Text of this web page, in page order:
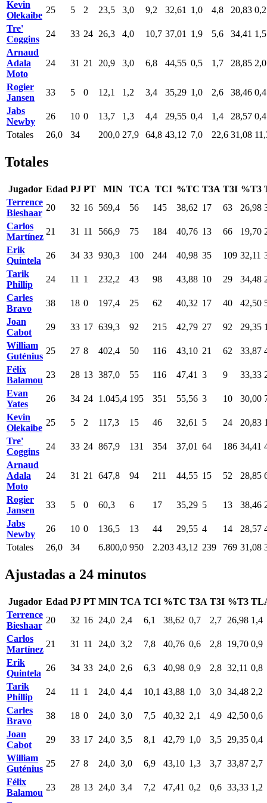
Kevin
Olekaibe
25 5 2 23,5 3,0 9,2 32,61 1,0 4,8 20,83 0,2
Tre'
Coggins
24 33 24 26,3 4,0 10,7 37,01 1,9 5,6 34,41 1,5
Arnaud
Adala
Moto
24 31 21 20,9 3,0 6,8 44,55 0,5 1,7 28,85 2,0
Rogier
Jansen
33 5 0 12,1 1,2 3,4 35,29 1,0 2,6 38,46 0,4
Jabs
Newby
26 10 0 13,7 1,3 4,4 29,55 0,4 1,4 28,57 0,4
Totales
26,0 34 200,0 27,9 64,8 43,12 7,0 22,6 31,08
Totales
Jugador Edad PJ PT MIN TCA TCI %TC T3A T3I %T3
Terrence
Bieshaar
20 32 16 569,4 56 145 38,62 17 63 26,98
Carlos
Martínez
21 31 11 566,9 75 184 40,76 13 66 19,70
Erik
Quintela
26 34 33 930,3 100 244 40,98 35 109 32,11
Tarik
Phillip
24 11 1 232,2 43 98 43,88 10 29 34,48
Carles
Bravo
38 18 0 197,4 25 62 40,32 17 40 42,50
Joan
Cabot
29 33 17 639,3 92 215 42,79 27 92 29,35
William
Guténius
25 27 8 402,4 50 116 43,10 21 62 33,87
Félix
Balamou
23 28 13 387,0 55 116 47,41 3 9 33,33
Evan
Yates
26 34 24 1.045,4 195 351 55,56 3 10 30,00
Kevin
Olekaibe
25 5 2 117,3 15 46 32,61 5 24 20,83
Tre'
Coggins
24 33 24 867,9 131 354 37,01 64 186 34,41
Arnaud
Adala
Moto
24 31 21 647,8 94 211 44,55 15 52 28,85
Rogier
Jansen
33 5 0 60,3 6 17 35,29 5 13 38,46
Jabs
Newby
26 10 0 136,5 13 44 29,55 4 14 28,57
Totales
26,0 34 6.800,0 950 2.203 43,12 239 769 31,08
Ajustadas a 24 minutos
Jugador Edad PJ PT MIN TCA TCI %TC T3A T3I %T3
Terrence
Bieshaar
20 32 16 24,0 2,4 6,1 38,62 0,7 2,7 26,98 1,4
Carlos
Martínez
21 31 11 24,0 3,2 7,8 40,76 0,6 2,8 19,70 0,9
Erik
Quintela
26 34 33 24,0 2,6 6,3 40,98 0,9 2,8 32,11 0,8
Tarik
Phillip
24 11 1 24,0 4,4 10,1 43,88 1,0 3,0 34,48 2,2
Carles
Bravo
38 18 0 24,0 3,0 7,5 40,32 2,1 4,9 42,50 0,6
Joan
Cabot
29 33 17 24,0 3,5 8,1 42,79 1,0 3,5 29,35 0,4
William
Guténius
25 27 8 24,0 3,0 6,9 43,10 1,3 3,7 33,87 2,7
Félix
Balamou
23 28 13 24,0 3,4 7,2 47,41 0,2 0,6 33,33 1,2